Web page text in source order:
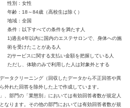
性別：女性
年齢：18～84歳（高校生は除く）
地域：全国
条件：以下すべての条件を満たす人
1)過去4年以内に国内のエステサロンで、身体への施
術を受けたことがある人
2)サービスに関する支払い金額を把握している人
ただし、体験のみで利用した人は対象外とする
ータクリーニング（回収したデータから不正回答や異
外れた回答を除外した上で作成しています。
、部門の「業態別」においては有効回答者数が規定人
なります。その他の部門においては有効回答者数が規